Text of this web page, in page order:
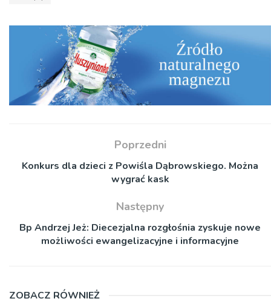
Poprzedni
Konkurs dla dzieci z Powiśla Dąbrowskiego. Można
wygrać kask
Następny
Bp Andrzej Jeż: Diecezjalna rozgłośnia zyskuje nowe
możliwości ewangelizacyjne i informacyjne
ZOBACZ RÓWNIEŻ